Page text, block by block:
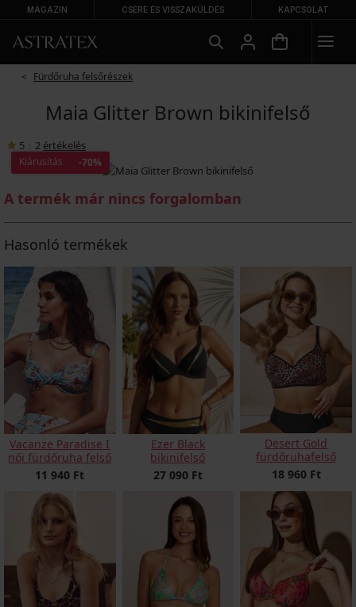
MAGAZIN CSERE ÉS VISSZAKÜLDÉS KAPCSOLAT
Fürdőruha felsőrészek
Maia Glitter Brown bikinifelső
5 2 értékelés
Kiárusítás -70%
A termék már nincs forgalomban
Hasonló termékek
Vacanze Paradise I
női fürdőruha felső
11 940 Ft
Ezer Black
bikinifelső
27 090 Ft
Desert Gold
fürdőruhafelső
18 960 Ft